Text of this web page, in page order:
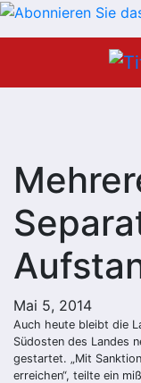
Mai 5, 2014
Auch heute bleibt die
Südosten des Landes
gestartet. „Mit
erreichen“, teilte ein